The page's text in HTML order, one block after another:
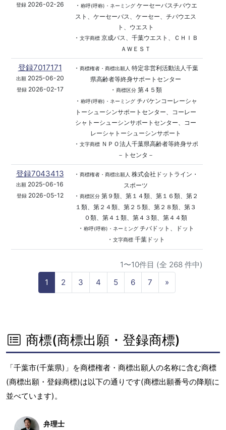
登録2026-02-26
・ 称呼(呼称)・ネーミングケーセーバスチバウエ
スト、ケーセーバス、ケーセー、チバウエス
ト、ウエスト
・ 文字商標京成バス、千葉ウエスト、ＣＨＩＢ
ＡＷＥＳＴ
登録7017171
出願2025-06-20
登録2026-02-17
・ 商標権者・商標出願人 特定非営利活動法人千葉
県高齢者等終身サポートセンター
・ 商標区分第４５類
・ 称呼(呼称)・ネーミングチバケンコーレーシャ
トーシューシンサポートセンター、コーレー
シャトーシューシンサポートセンター、コー
レーシャトーシューシンサポート
・ 文字商標ＮＰＯ法人千葉県高齢者等終身サポ
－トセンタ－
登録7043413
出願 2025-06-16
登録2026-05-12
・ 商標権者・商標出願人 株式会社ドットライン・
スポーツ
・ 商標区分第９類、第１４類、第１６類、第２
１類、第２４類、第２５類、第２８類、第３
０類、第４１類、第４３類、第４４類
・ 称呼(呼称)・ネーミングチバドット、ドット
・ 文字商標千葉ドット
1〜10件目 (全 268 件中)
1
2 3 4 5 6 7 »
e
商標(商標出願・登録商標)
「千葉市(千葉県)」を商標権者・商標出願人の名称に含む商標
(商標出願・登録商標)は以下の通りです(商標出願番号の降順に
並べています)。
弁理士